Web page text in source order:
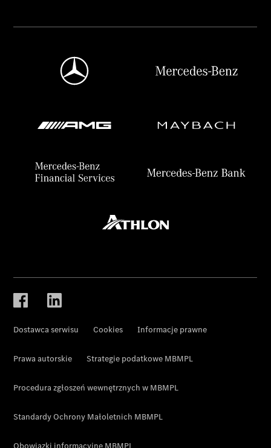
Dostawca serwisu Cookies Informacje prawne
Prawa autorskie Strategie podatkowe MBMPL
Procedura zgłoszeń wewnętrznych w MBMPL
Standardy Ochrony Małoletnich MBMPL
Obowiązki informacyjne MBMPL